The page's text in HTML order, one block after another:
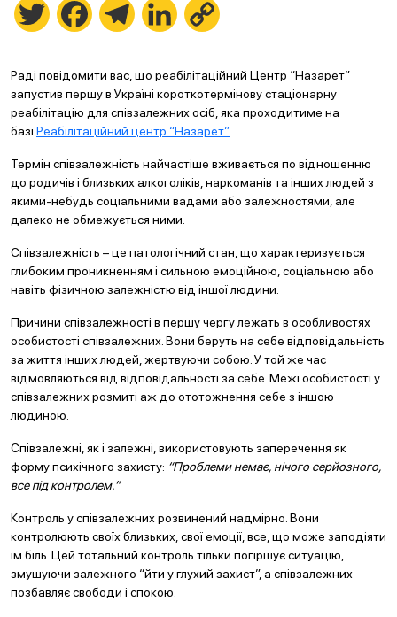
Twitter FacebookTelegramLinkedIn
Раді повідомити вас, що реабілітаційний Центр “Назарет”
запустив першу в Україні короткотермінову стаціонарну
реабілітацію для співзалежних осіб, яка проходитиме на
базі Реабілітаційний центр “Назарет”
Термін співзалежність найчастіше вживається по відношенню
до родичів і близьких алкоголіків, наркоманів та інших людей з
якими-небудь соціальними вадами або залежностями, але
далеко не обмежується ними.
Співзалежність – це патологічний стан, що характеризується
глибоким проникненням і сильною емоційною, соціальною або
навіть фізичною залежністю від іншої людини.
Причини співзалежності в першу чергу лежать в особливостях
особистості співзалежних. Вони беруть на себе відповідальність
за життя інших людей, жертвуючи собою. У той же час
відмовляються від відповідальності за себе. Межі особистості у
співзалежних розмиті аж до ототожнення себе з іншою
людиною.
Співзалежні, як і залежні, використовують заперечення як
форму психічного захисту: “Проблеми немає, нічого серйозного,
все під контролем.”
Контроль у співзалежних розвинений надмірно. Вони
контролюють своїх близьких, свої емоції, все, що може заподіяти
їм біль. Цей тотальний контроль тільки погіршує ситуацію,
змушуючи залежного “йти у глухий захист”, а співзалежних
позбавляє свободи і спокою.